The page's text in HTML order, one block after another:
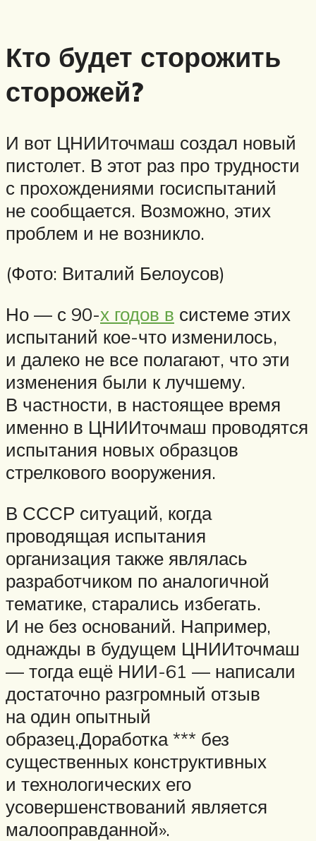
Кто будет сторожить
сторожей?
И вот ЦНИИточмаш создал новый
пистолет. В этот раз про трудности
с прохождениями госиспытаний
не сообщается. Возможно, этих
проблем и не возникло.
(Фото: Виталий Белоусов)
Но — с 90-х годов в системе этих
испытаний кое-что изменилось,
и далеко не все полагают, что эти
изменения были к лучшему.
В частности, в настоящее время
именно в ЦНИИточмаш проводятся
испытания новых образцов
стрелкового вооружения.
В СССР ситуаций, когда
проводящая испытания
организация также являлась
разработчиком по аналогичной
тематике, старались избегать.
И не без оснований. Например,
однажды в будущем ЦНИИточмаш
— тогда ещё НИИ-61 — написали
достаточно разгромный отзыв
на один опытный
образец.Доработка *** без
существенных конструктивных
и технологических его
усовершенствований является
малооправданной».